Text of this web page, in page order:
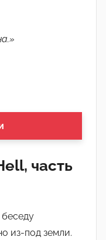
часть
из-под земли.